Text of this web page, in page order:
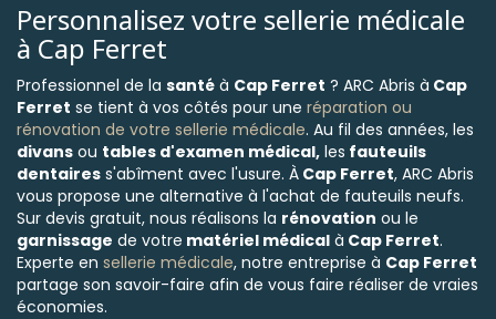
Personnalisez votre sellerie médicale
à Cap Ferret
Professionnel de la santé à Cap Ferret ? ARC Abris à Cap
Ferret se tient à vos côtés pour une réparation ou
rénovation de votre sellerie médicale. Au fil des années, les
divans ou tables d'examen médical, les fauteuils
dentaires s'abîment avec l'usure. À Cap Ferret, ARC Abris
vous propose une alternative à l'achat de fauteuils neufs.
Sur devis gratuit, nous réalisons la rénovation ou le
garnissage de votre matériel médical à Cap Ferret.
Experte en sellerie médicale, notre entreprise à Cap Ferret
partage son savoir-faire afin de vous faire réaliser de vraies
économies.